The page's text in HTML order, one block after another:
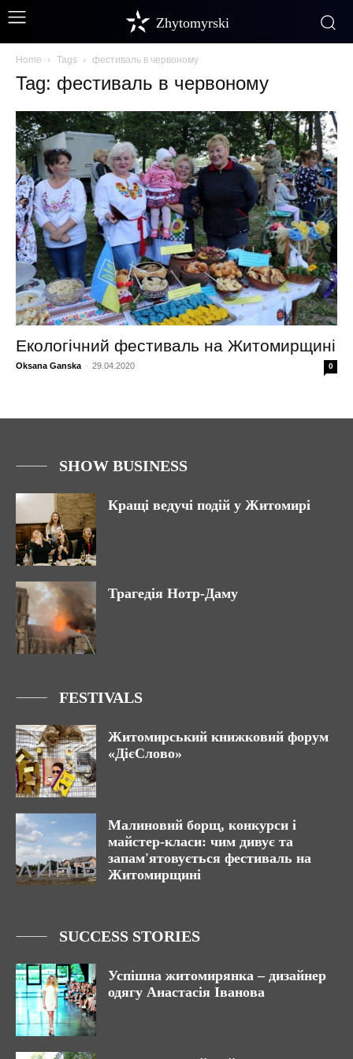
Zhytomyrski
Home Tags фестиваль в червоному
Tag: фестиваль в червоному
Екологічний фестиваль на Житомирщині
Oksana Ganska - 29.04.2020 0
SHOW BUSINESS
Кращі ведучі подій у Житомирі
Трагедія Нотр-Даму
FESTIVALS
Житомирський книжковий форум
«ДієСлово»
Малиновий борщ, конкурси і
майстер-класи: чим дивує та
запам'ятовується фестиваль на
Житомирщині
SUCCESS STORIES
Успішна житомирянка – дизайнер
одягу Анастасія Іванова